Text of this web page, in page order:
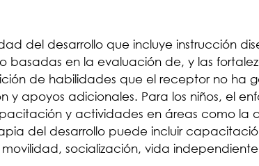
del desarrollo que incluye instrucción
basadas en la evaluación de, y las
de habilidades que el receptor no ha
y apoyos adicionales. Para los niños, el
y actividades en áreas como la
del desarrollo puede incluir
socialización, vida